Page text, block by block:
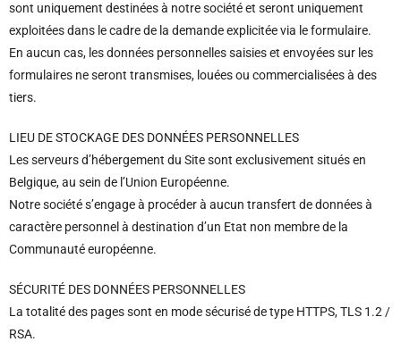
sont uniquement destinées à notre société et seront uniquement
exploitées dans le cadre de la demande explicitée via le formulaire.
En aucun cas, les données personnelles saisies et envoyées sur les
formulaires ne seront transmises, louées ou commercialisées à des
tiers.
LIEU DE STOCKAGE DES DONNÉES PERSONNELLES
Les serveurs d’hébergement du Site sont exclusivement situés en
Belgique, au sein de l’Union Européenne.
Notre société s’engage à procéder à aucun transfert de données à
caractère personnel à destination d’un Etat non membre de la
Communauté européenne.
SÉCURITÉ DES DONNÉES PERSONNELLES
La totalité des pages sont en mode sécurisé de type HTTPS, TLS 1.2 /
RSA.